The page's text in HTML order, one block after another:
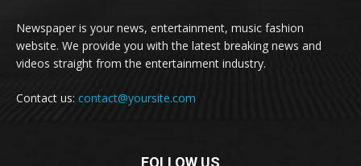
Newspaper is your news, entertainment, music fashion
website. We provide you with the latest breaking news and
videos straight from the entertainment industry.
Contact us: contact@yoursite.com
FOLLOW US